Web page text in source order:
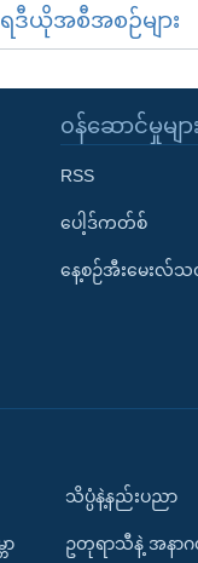
ဒီယိုအစီအစဉ်များ
၀န်ဆောင်မှုများ
RSS
ပေါ့ဒ်ကတ်စ်
နေ့စဉ်အီးမေးလ်
သိပ္ပံနဲ့နည်းပညာ
ဥတုရာသီနဲ့ အနာဂ